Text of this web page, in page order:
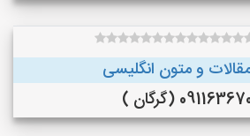
و متون انگلیسی
(گرگان )